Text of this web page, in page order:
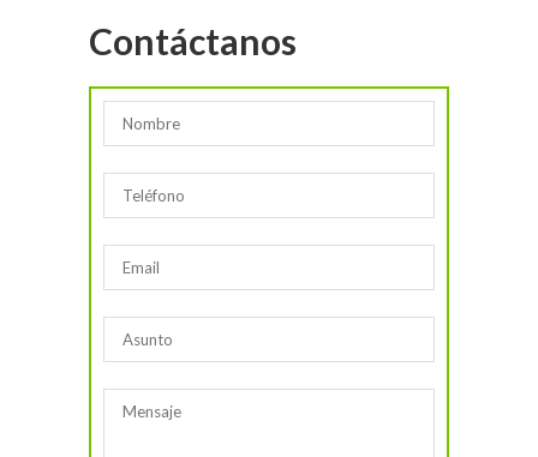
Contáctanos